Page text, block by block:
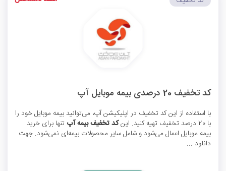
کد تخفیف 20 درصدی بیمه موبایل آپ
با استفاده از اینکد تخفیف در اپلیکیشن آپ، می‌توانید بیمه موبایل خود را
با 20 درصد تخفیف تهیه کنید. این
کد تخفیف بیمه آپ تنها برای خرید
بیمه موبایل اعمال می‌شود و شامل سایر محصولات بیمه‌ای نمی‌شود. جهت
دانلود ...